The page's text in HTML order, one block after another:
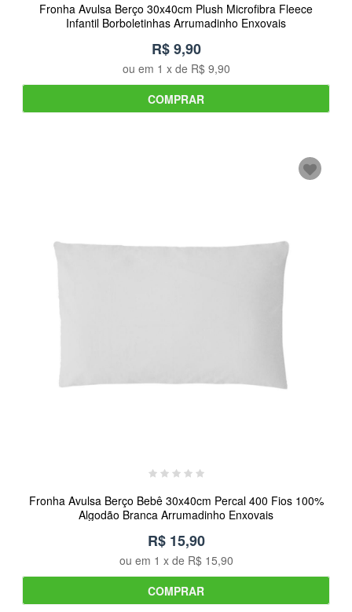
Fronha Avulsa Berço 30x40cm Plush Microfibra Fleece
Infantil Borboletinhas Arrumadinho Enxovais
R$ 9,90
ou em 1 x de R$ 9,90
COMPRAR
Fronha Avulsa Berço Bebê 30x40cm Percal 400 Fios 100%
Algodão Branca Arrumadinho Enxovais
R$ 15,90
ou em 1 x de R$ 15,90
COMPRAR